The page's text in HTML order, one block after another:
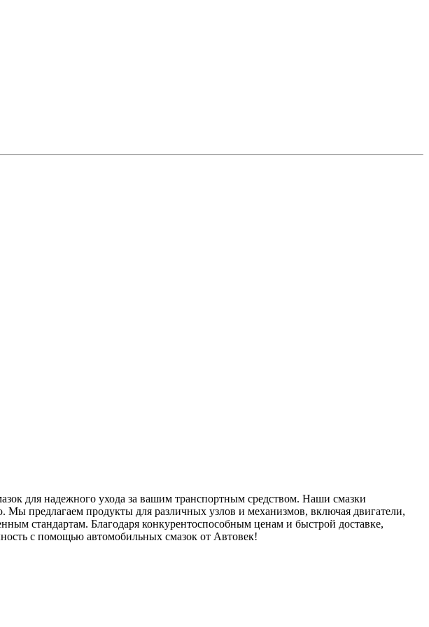
для надежного ухода за вашим транспортным средством. Наши смазки
предлагаем продукты для различных узлов и механизмов, включая двигатели,
стандартам. Благодаря конкурентоспособным ценам и быстрой доставке,
с помощью автомобильных смазок от Автовек!